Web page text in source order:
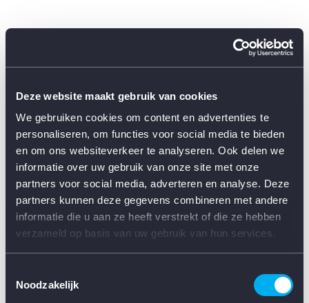
Deze website maakt gebruik van cookies
We gebruiken cookies om content en advertenties te
personaliseren, om functies voor social media te bieden
en om ons websiteverkeer te analyseren. Ook delen we
informatie over uw gebruik van onze site met onze
partners voor social media, adverteren en analyse. Deze
partners kunnen deze gegevens combineren met andere
informatie die u aan ze heeft verstrekt of die ze hebben
verzameld op basis van uw gebruik van hun services.
Noodzakelijk
Application error: a client-side exception has occurred (see the